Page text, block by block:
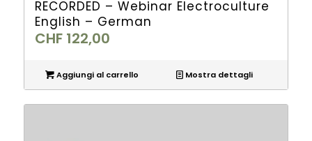
RECORDED – Webinar Electroculture
English – German
CHF122,00
Aggiungi al carrello Mostra dettagli